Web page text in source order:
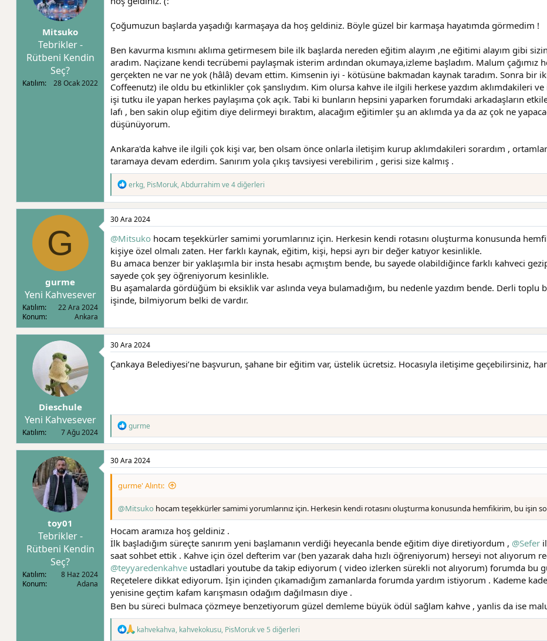
:
Mitsuko
Tebrikler -
Rütbeni Kendin
Seç?
Katılım 28 Ocak 2022
Çoğumuzun başlarda yaşadığı karmaşaya da hoş geldiniz. Böyle güzel bir karmaşa hayatımda görmedim !
Ben kavurma kısmını aklıma getirmesem bile ilk başlarda nereden eğitim alayım ,ne eğitimi alayım gibi
aradım. Naçizane kendi tecrübemi paylaşmak isterim ardından okumaya,izleme başladım. Malum
gerçekten ne var ne yok (hâlâ) devam ettim. Kimsenin iyi - kötüsüne bakmadan kaynak taradım. Sonra bir
Coffeenutz) ile oldu bu etkinlikler çok şanslıydım. Kim olursa kahve ile ilgili herkese yazdım aklımdakileri
işi tutku ile yapan herkes paylaşıma çok açık. Tabi ki bunların hepsini yaparken forumdaki arkadaşların
lafı , ben sakin olup eğitim diye delirmeyi bıraktım, alacağım eğitimler şu an aklımda ya da az çok ne
düşünüyorum.
Ankara'da kahve ile ilgili çok kişi var, ben olsam önce onlarla iletişim kurup aklımdakileri sorardım ,
taramaya devam ederdim. Sanırım yola çıkış tavsiyesi verebilirim , gerisi size kalmış .
T
p
k
i
e
r
erkg, PisMoruk,Abdurrahimve 4 diğerleri
G
gurme
Yeni Kahvesever
Katılım
22 Ara 2024
Konum
Ankara
30 Ara 2024
@Mitsuko hocam teşekkürler samimi yorumlarınız için. Herkesin kendi rotasını oluşturma konusunda
kişiye özel olmalı zaten. Her farklı kaynak, eğitim, kişi, hepsi ayrı bir değer katıyor kesinlikle.
Bu amaca benzer bir yaklaşımla bir insta hesabı açmıştım bende, bu sayede olabildiğince farklı kahveci
sayede çok şey öğreniyorum kesinlikle.
Bu aşamalarda gördüğüm bi eksiklik var aslında veya bulamadığım, bu nedenle yazdım bende. Derli
işinde, bilmiyorum belki de vardır.
Dieschule
Yeni Kahvesever
Katılım 7 Ağu 2024
30 Ara 2024
Çankaya Belediyesi’ne başvurun, şahane bir eğitim var, üstelik ücretsiz. Hocasıyla iletişime geçebilirsiniz,
T
p
k
i
l
r
gurme
toy01
Tebrikler -
Rütbeni Kendin
Seç?
Katılım
8 Haz 2024
Konum
Adana
30 Ara 2024
gurme' Alıntı:
@Mitsuko hocam teşekkürler samimi yorumlarınız için. Herkesin kendi rotasını oluşturma konusunda hemfikirim, bu işin
Hocam aramıza hoş geldiniz .
İlk başladığım süreçte sanırım yeni başlamanın verdiği heyecanla bende eğitim diye diretiyordum , @Sefer
saat sohbet ettik . Kahve için özel defterim var (ben yazarak daha hızlı öğreniyorum) herseyi not alıyorum
@teyyaredenkahve ustadlari youtube da takip ediyorum ( video izlerken sürekli not alıyorum) forumda bu
Reçetelere dikkat ediyorum. İşin içinden çıkamadığım zamanlarda forumda yardım istiyorum . Kademe
yenisine geçtim kafam karışmasın odağım dağılmasın diye .
Ben bu süreci bulmaca çözmeye benzetiyorum güzel demleme büyük ödül sağlam kahve , yanlis da ise
T
kahvekahva, kahvekokusu, PisMorukve 5 diğerleri